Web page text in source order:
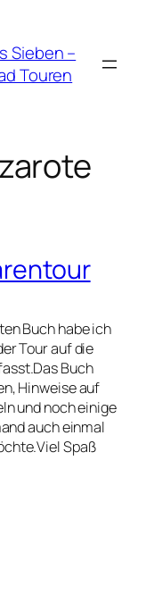
Sieben –
Touren
Buch habe ich
Tour auf die
Buch
Hinweise auf
und noch einige
auch einmal
Spaß